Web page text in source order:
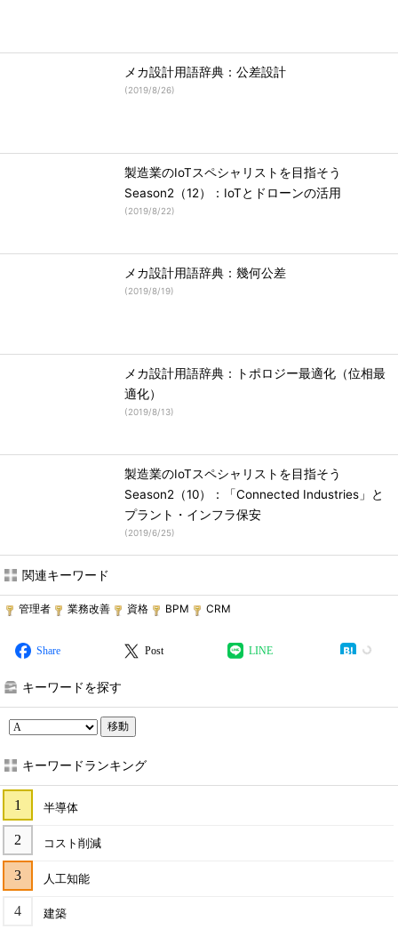
メカ設計用語辞典：公差設計
(2019/8/26)
製造業のIoTスペシャリストを目指そう
Season2（12）：IoTとドローンの活用
(2019/8/22)
メカ設計用語辞典：幾何公差
(2019/8/19)
メカ設計用語辞典：トポロジー最適化（位相最
適化）
(2019/8/13)
製造業のIoTスペシャリストを目指そう
Season2（10）：「Connected Industries」と
プラント・インフラ保安
(2019/6/25)
関連キーワード
管理者 業務改善 資格 BPM CRM
Share Post LINE
キーワードを探す
移動
キーワードランキング
半導体
コスト削減
人工知能
建築